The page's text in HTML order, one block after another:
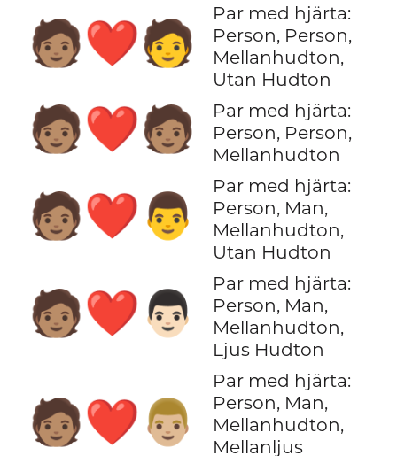
🧑🏽‍❤️‍🧑
Par med hjärta:
Person, Person,
Mellanhudton,
Utan Hudton
🧑🏽‍❤️‍🧑🏽
Par med hjärta:
Person, Person,
Mellanhudton
🧑🏽‍❤️‍👨
Par med hjärta:
Person, Man,
Mellanhudton,
Utan Hudton
🧑🏽‍❤️‍👨🏻
Par med hjärta:
Person, Man,
Mellanhudton,
Ljus Hudton
🧑🏽‍❤️‍👨🏼
Par med hjärta:
Person, Man,
Mellanhudton,
Mellanljus